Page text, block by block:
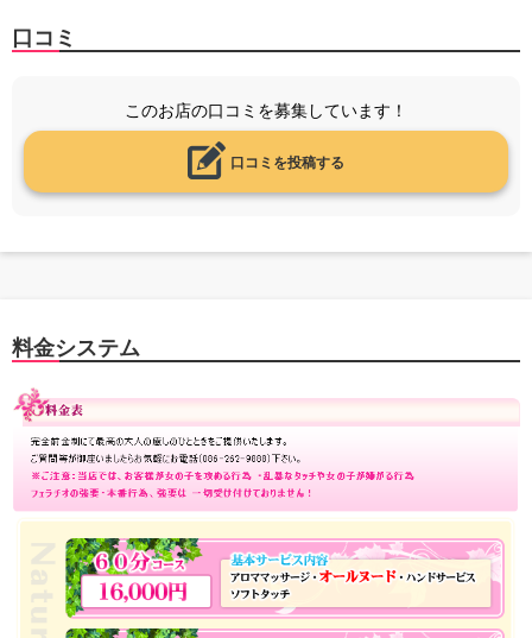
口コミ
このお店の口コミを募集しています！
口コミを投稿する
料金システム